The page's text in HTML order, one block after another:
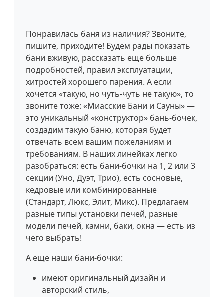
Понравилась баня из наличия? Звоните,
пишите, приходите! Будем рады показать
бани вживую, рассказать еще больше
подробностей, правил эксплуатации,
хитростей хорошего парения. А если
хочется «такую, но чуть-чуть не такую», то
звоните тоже: «Миасские Бани и Сауны» —
это уникальный «конструктор» бань-бочек,
создадим такую баню, которая будет
отвечать всем вашим пожеланиям и
требованиям. В наших линейках легко
разобраться: есть бани-бочки на 1, 2 или 3
секции (Уно, Дуэт, Трио), есть сосновые,
кедровые или комбинированные
(Стандарт, Люкс, Элит, Микс). Предлагаем
разные типы установки печей, разные
модели печей, камни, баки, окна — есть из
чего выбрать!
А еще наши бани-бочки:
имеют оригинальный дизайн и
авторский стиль,